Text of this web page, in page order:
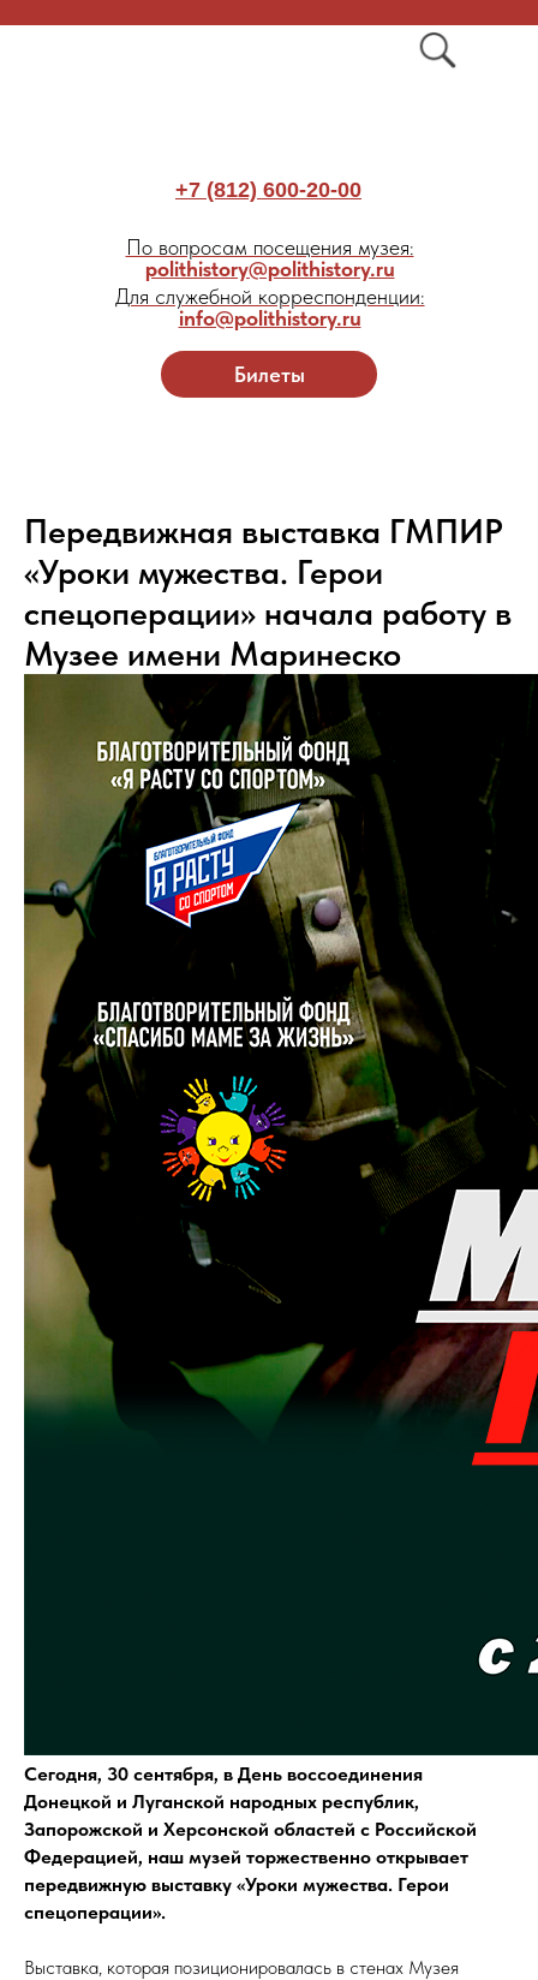
Билеты
+7 (812) 600-20-00
По вопросам посещения музея:
polithistory@polithistory.ru
Для служебной корреспонденции:
info@polithistory.ru
Передвижная выставка ГМПИР
«Уроки мужества. Герои
спецоперации» начала работу в
Музее имени Маринеско
Сегодня, 30 сентября, в День воссоединения
Донецкой и Луганской народных республик,
Запорожской и Херсонской областей с Российской
Федерацией, наш музей торжественно открывает
передвижную выставку «Уроки мужества. Герои
спецоперации».
Выставка, которая позиционировалась в стенах Музея